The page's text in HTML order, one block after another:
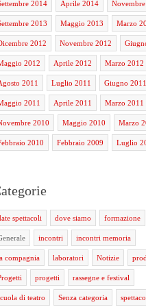
2014 Aprile 2014
2013 Maggio 2013 Marzo
2012 Novembre 2012
2012 Aprile 2012 Marzo 2012
2011 Luglio 2011 Giugno 2011
2011 Aprile 2011 Marzo 2011
2010 Maggio 2010 Marzo
2010 Febbraio 2009 Luglio
spettacoli dove siamo formazione
incontri incontri memoria
compagnia laboratori Notizie
progetti rassegne e festival
di teatro Senza categoria